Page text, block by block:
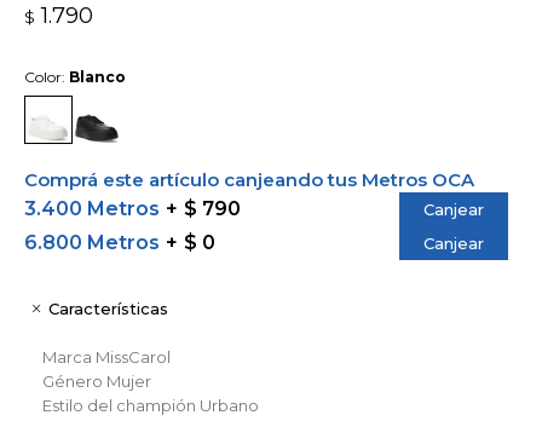
$ 1.790
Color: Blanco
Comprá este artículo canjeando tus Metros OCA
3.400 Metros
$ 790 Canjear
6.800 Metros $ 0 Canjear
Características
Marca MissCarol
Género Mujer
Estilo del champión Urbano